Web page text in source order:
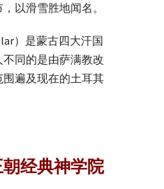
以滑雪胜地闻名。
）是蒙古四大汗国
同的是由萨满教改
遍及现在的土耳其
经典神学院